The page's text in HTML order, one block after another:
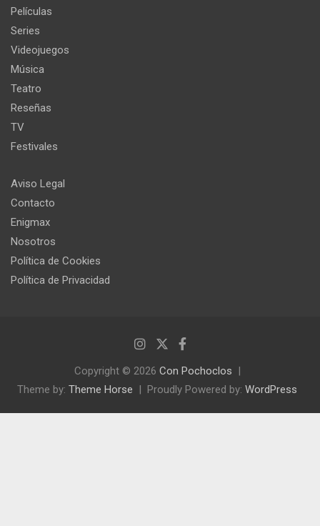
Películas
Series
Videojuegos
Música
Teatro
Reseñas
TV
Festivales
Aviso Legal
Contacto
Enigmax
Nosotros
Política de Cookies
Política de Privacidad
Copyright © 2026 Con Pochoclos
Theme by: Theme Horse Proudly Powered by: WordPress